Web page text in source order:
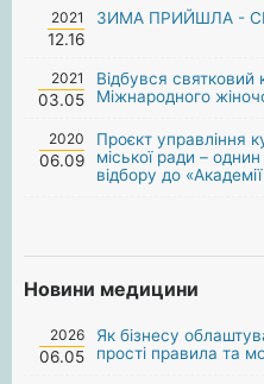
2021
12.16
ЗИМА ПРИЙШЛА -
2021
03.05
Відбувся святковий
Міжнародного
2020
06.09
Проєкт управління
міської ради –
відбору до
Новини медицини
2026
06.05
Як бізнесу
прості правила та